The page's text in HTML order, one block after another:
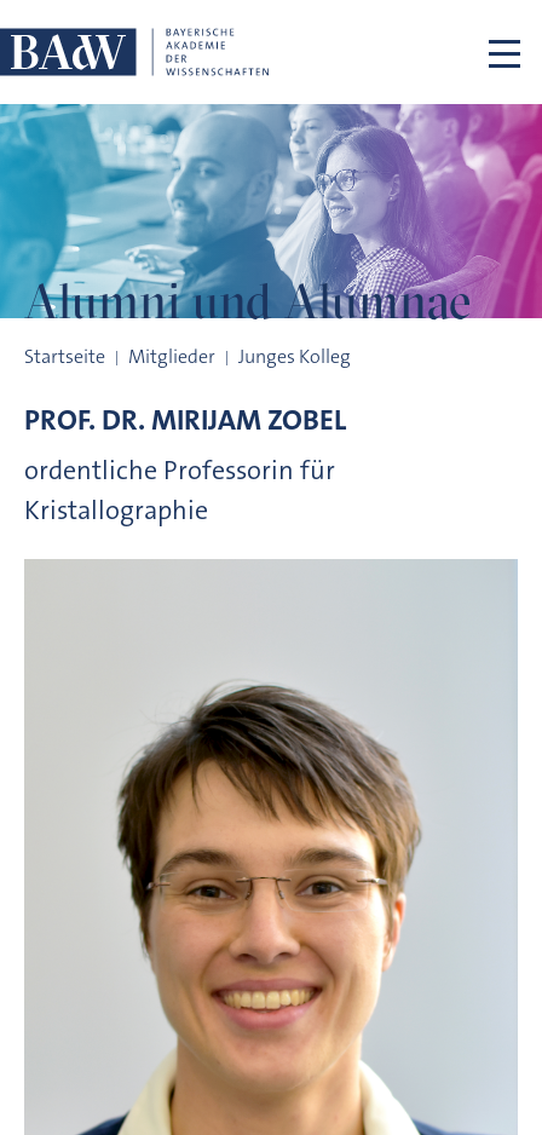
Alumni und Alumnae
Startseite Mitglieder Junges Kolleg
PROF. DR.MIRIJAMZOBEL
ordentliche Professorin für
Kristallographie